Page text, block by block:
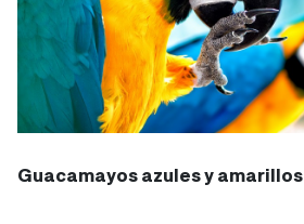
Guacamayos azules y amarillos